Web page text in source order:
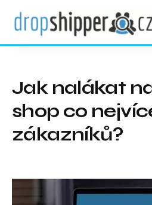
Jak nalákat
shop co
zákazníků?